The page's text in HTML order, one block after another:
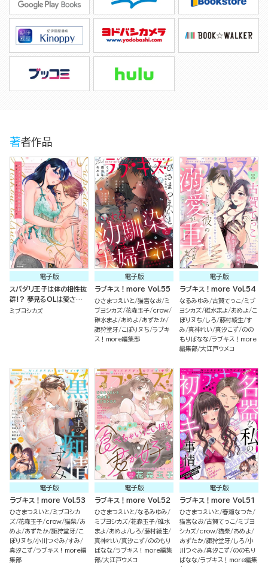
著者作品
電子版
スパダリ王子は体の相性抜
群!? 夢見るOLは愛されH
にほだされる （1） 【特典ペ
ミブヨシカズ
電子版
ラブキス！more Vol.55
ひさまつえいと 猫宮なお ミ
ブヨシカズ 花森玉子 crow
碓水まよ
あめよ
あずたか
諏狩堂牙 こぽりヌち ラブキ
ス！more編集部
電子版
ラブキス！more Vol.54
なるみゆみ 古賀てっこ ミブ
ヨシカズ 碓水まよ あめよ
こ
ぽりヌち
しろ 藤村綾生 す
み 真神れい 真汐こず のの
もりばなな ラブキス！more
編集部 大江戸ウメコ
電子版
ラブキス！more Vol.53
ひさまつえいと ミブヨシカ
ズ 花森玉子 crow 猫柴 あ
めよ
あずたか 諏狩堂牙 こ
ぽりヌち 小川つぐみ すみ
真汐こず ラブキス！more編
集部
電子版
ラブキス！more Vol.52
ひさまつえいと なるみゆみ
ミブヨシカズ 花森玉子 碓水
まよ
あめよ しろ 藤村綾生
真神れい 真汐こず ののもり
ばなな ラブキス！more編集
部 大江戸ウメコ
電子版
ラブキス！more Vol.51
ひさまつえいと 春瀬なつた
猫宮なお 古賀てっこ ミブヨ
シカズ crow 猫柴 あめよ
あずたか 諏狩堂牙 しろ 小
川つぐみ 真汐こず ののもり
ばなな ラブキス！more編集